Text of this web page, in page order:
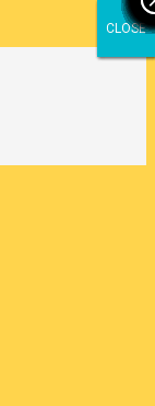
CLOSE
CLOSE
CLOSE
CLOSE